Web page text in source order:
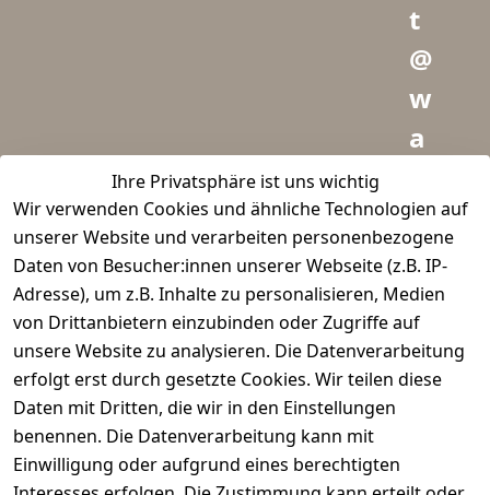
Ihre Privatsphäre ist uns wichtig
Wir verwenden Cookies und ähnliche Technologien auf
unserer Website und verarbeiten personenbezogene
Daten von Besucher:innen unserer Webseite (z.B. IP-
Adresse), um z.B. Inhalte zu personalisieren, Medien
von Drittanbietern einzubinden oder Zugriffe auf
unsere Website zu analysieren. Die Datenverarbeitung
erfolgt erst durch gesetzte Cookies. Wir teilen diese
Daten mit Dritten, die wir in den Einstellungen
benennen. Die Datenverarbeitung kann mit
Einwilligung oder aufgrund eines berechtigten
t
@
w
a
d
m
e
i
s